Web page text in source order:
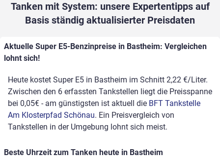
Tanken mit System: unsere Expertentipps auf
Basis ständig aktualisierter Preisdaten
Aktuelle Super E5-Benzinpreise in Bastheim: Vergleichen
lohnt sich!
Heute kostet Super E5 in Bastheim im Schnitt 2,22 €/Liter.
Zwischen den 6 erfassten Tankstellen liegt die Preisspanne
bei 0,05€ - am günstigsten ist aktuell die BFT Tankstelle
Am Klosterpfad Schönau. Ein Preisvergleich von
Tankstellen in der Umgebung lohnt sich meist.
Beste Uhrzeit zum Tanken heute in Bastheim